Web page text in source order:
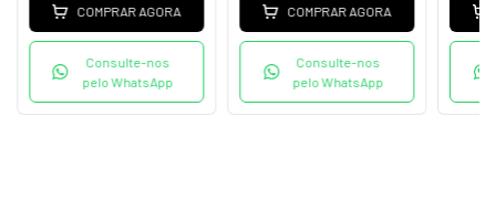
COMPRAR AGORA
Consulte-nos
pelo WhatsApp
COMPRAR AGORA
Consulte-nos
pelo WhatsApp